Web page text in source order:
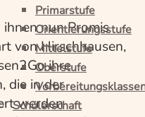
Primarstufe
Orientierungsstufe
Mittelstufe
Oberstufe
Schülerschaft
nun Promis
von Hirschhausen,
ihre
die in der
werden